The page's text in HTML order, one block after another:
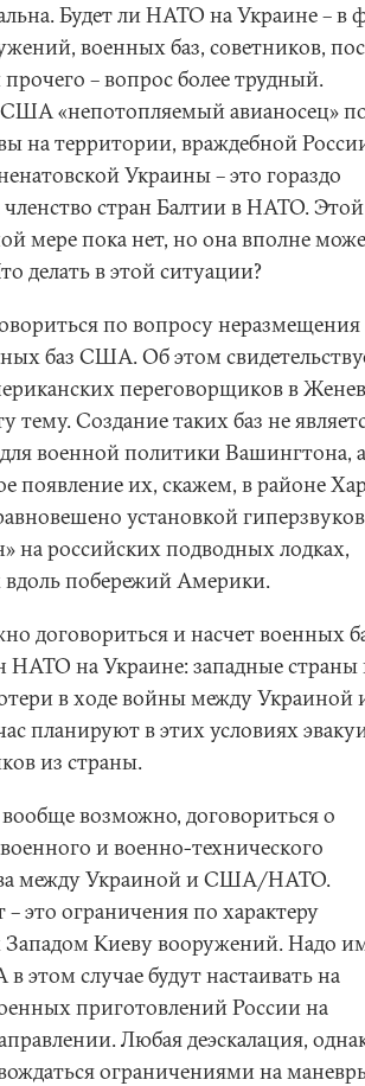
Будет ли НАТО на Украине – в
военных баз, советников,
– вопрос более трудный.
«непотопляемый авианосец»
на территории, враждебной
Украины – это гораздо
членство стран Балтии в НАТО. Этой
мере пока нет, но она вполне
делать в этой ситуации?
по вопросу неразмещения
баз США. Об этом
переговорщиков в
тему. Создание таких баз не
военной политики Вашингтона, а
появление их, скажем, в районе
установкой
на российских подводных лодках,
побережий Америки.
договориться и насчет военных
НАТО на Украине: западные страны
в ходе войны между Украиной
планируют в этих условиях
из страны.
возможно, договориться о
и военно-технического
между Украиной и США/НАТО.
это ограничения по характеру
Западом Киеву вооружений. Надо
этом случае будут настаивать на
приготовлений России на
Любая деэскалация,
ограничениями на